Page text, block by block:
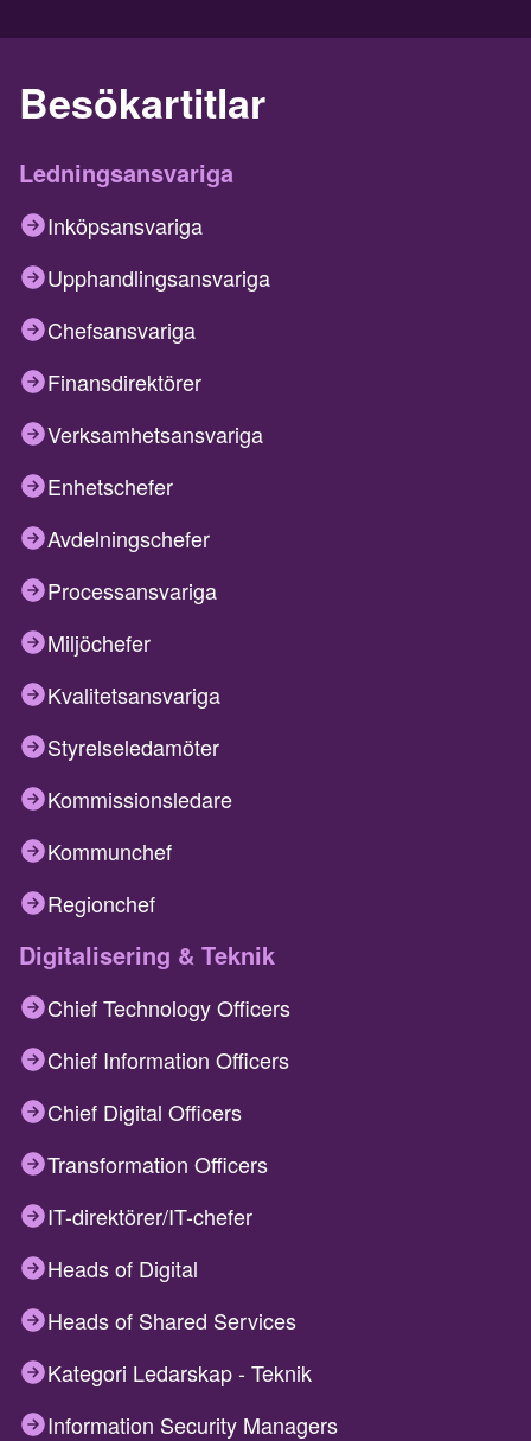
Besökartitlar
Ledningsansvariga
Inköpsansvariga
Upphandlingsansvariga
Chefsansvariga
Finansdirektörer
Verksamhetsansvariga
Enhetschefer
Avdelningschefer
Processansvariga
Miljöchefer
Kvalitetsansvariga
Styrelseledamöter
Kommissionsledare
Kommunchef
Regionchef
Digitalisering & Teknik
Chief Technology Officers
Chief Information Officers
Chief Digital Officers
Transformation Officers
IT-direktörer/IT-chefer
Heads of Digital
Heads of Shared Services
Kategori Ledarskap - Teknik
Information Security Managers